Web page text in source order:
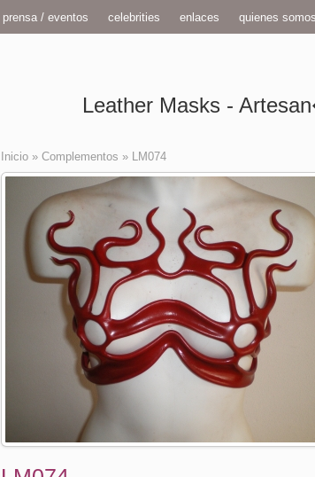
prensa / eventos celebrities enlaces quienes somos
Leather Masks -
Inicio » Complementos » LM074